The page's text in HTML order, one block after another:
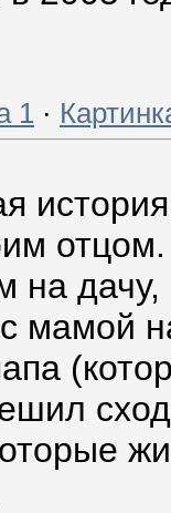
1 ·
история
на
мамой